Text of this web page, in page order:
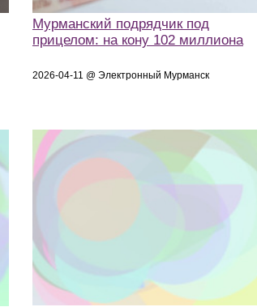
Мурманский подрядчик под
прицелом: на кону 102 миллиона
2026-04-11 @ Электронный Мурманск